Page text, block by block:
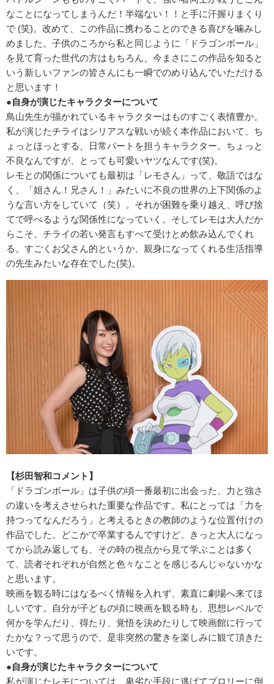
なことになってしまうんだ！半端ない！！と手に汗握りまくり
で (笑)。改めて、この作品に携わることのできる喜びを噛みし
めました。子供のころから私と同じように「ドラゴンボール」
を見て育った世代の方はもちろん、今まさにこの作品を知ると
いう新しいファンの皆さんにも一瞬でのめり込んでいただける
と思います！
●自身が演じたキャラクターについて
鳥山先生が描かれているキャラクターはものすごく表情豊か。
私が演じたチライはシリアスな戦いが続く本作品において、ち
ょっとほっとする、日常パートを担うキャラクター。ちょっと
不良なんですが、とっても可愛いヤツなんです(笑)。
レモとの関係についても最初は「レモさん」って、敬語ではな
く、「姐さん！兄さん！」みたいに不良の世界の上下関係のよ
うな言い方をしていて（笑）。それが困難を乗り越え、呼び捨
てで呼べるような関係性になっていく。そしてレモは大人だか
らこそ、チライの若い発言もすべて受けとめ飲み込んでくれ
る。すごくお父さん的というか、親身になってくれる生活指導
の先生みたいな存在でした(笑)。
【杉田智和コメント】
「ドラゴンボール」は子供の頃一番最初に出会った、力と強さ
の違いを考えさせられた重要な作品です。私にとっては「力を
持つってなんだろう」と考えるときの教師のような位置付けの
作品でした。どこかで卒業するんですけど、きっと大人になっ
てから読み返しても、その時の視点から見て学ぶことは多く
て、読者それぞれが自然と色々なことを感じるんじゃないかな
と思います。
映画を観る時にはなるべく情報を入れず、素直に劇場へ来てほ
しいです。自分が子どもの頃に映画を観る時も、思想レベルで
何かを学んだり、得たり、覚悟を決めたりして映画館に行って
たかな？って思うので、是非突然の驚きを楽しみに観て頂きた
いです。
●自身が演じたキャラクターについて
私が演じたレモについては、卑劣な手段に逃げてブロリーに倒